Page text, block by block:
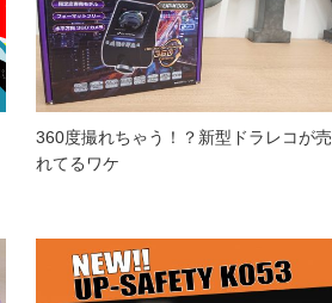
360度撮れちゃう！？新型ドラレコが売
れてるワケ